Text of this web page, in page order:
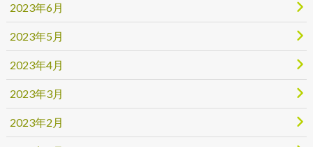
2023年6月
2023年5月
2023年4月
2023年3月
2023年2月